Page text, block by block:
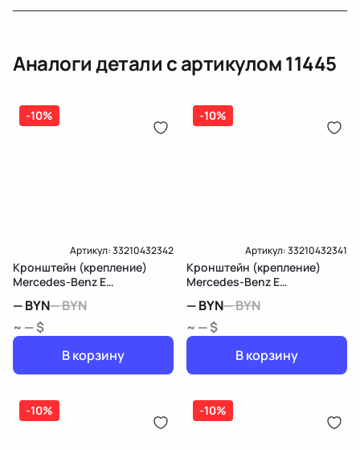
Датчик давления топлива, насос
топлива, ТНВД (бензин, дизель), форсунка
бензиновая (дизельная) механическая
(распределитель впрыска топлива),
дозатор-распределитель топлива
14 дней
Оплата онлайн
Аналоги детали с артикулом11445
-10%
Артикул:33210432342
Кронштейн (крепление)
Mercedes-Benz E
—BYN—BYN
~ — $
В корзину
-10%
Артикул:33210432341
Кронштейн (крепление)
Mercedes-Benz E
—BYN—BYN
~ — $
В корзину
-10% -10%